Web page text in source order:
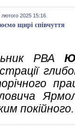
2025 15:16
щирі співчуття
РВА
покійного.